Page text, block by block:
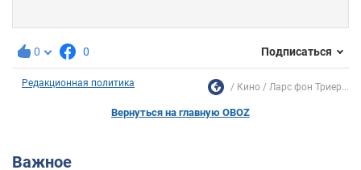
0 0 Подписаться
Редакционная политика Кино Ларс фон Триер...
Вернуться на главную OBOZ
Важное